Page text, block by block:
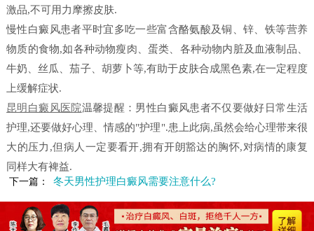
激品,不可用力摩擦皮肤.
慢性白癜风患者平时宜多吃一些富含酪氨酸及铜、锌、铁等营养
物质的食物,如各种动物瘦肉、蛋类、各种动物内脏及血液制品、
牛奶、丝瓜、茄子、胡萝卜等,有助于皮肤合成黑色素,在一定程度
上缓解症状.
昆明白癜风医院温馨提醒：男性白癜风患者不仅要做好日常生活
护理,还要做好心理、情感的"护理".患上此病,虽然会给心理带来很
大的压力,但病人一定要看开,拥有开朗豁达的胸怀,对病情的康复
同样大有裨益.
下一篇： 冬天男性护理白癜风需要注意什么?